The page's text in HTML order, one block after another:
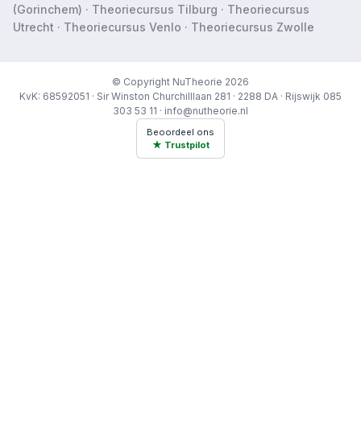
(Gorinchem) · Theoriecursus Tilburg · Theoriecursus
Utrecht · Theoriecursus Venlo · Theoriecursus Zwolle
© Copyright NuTheorie 2026
KvK: 68592051 · Sir Winston Churchilllaan 281 · 2288 DA · Rijswijk 085
303 53 11 · info@nutheorie.nl
Beoordeel ons
★ Trustpilot